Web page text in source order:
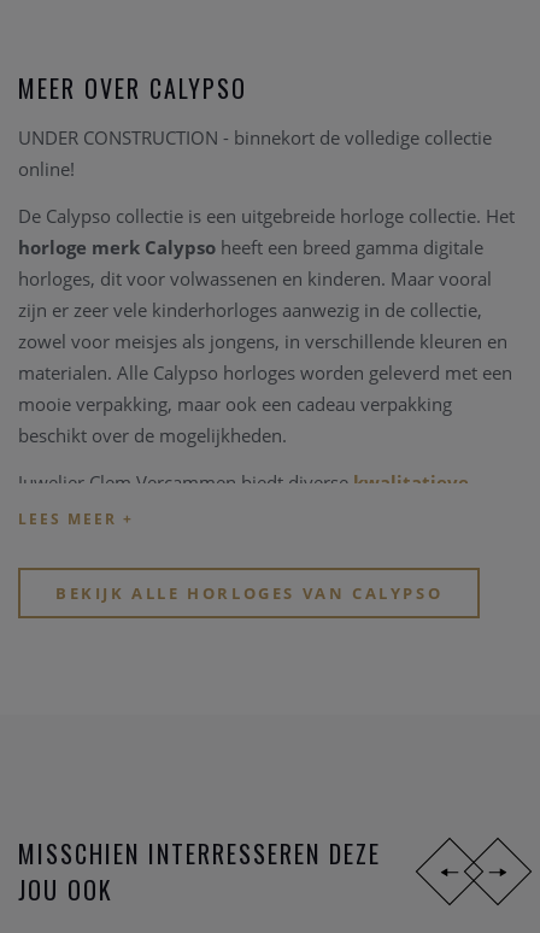
MEER OVER CALYPSO
UNDER CONSTRUCTION - binnekort de volledige collectie
online!
De Calypso collectie is een uitgebreide horloge collectie. Het
horloge merk Calypso heeft een breed gamma digitale
horloges, dit voor volwassenen en kinderen. Maar vooral
zijn er zeer vele kinderhorloges aanwezig in de collectie,
zowel voor meisjes als jongens, in verschillende kleuren en
materialen. Alle Calypso horloges worden geleverd met een
mooie verpakking, maar ook een cadeau verpakking
beschikt over de mogelijkheden.
Juwelier Clem Vercammen biedt diverse kwalitatieve
horloge merken
Heeft u verder vragen over de Calypso collectie, bent u
opzoek naar een speciaal Calypso horloge, neem snel
BEKIJK ALLE HORLOGES VAN CALYPSO
MISSCHIEN INTERRESSEREN DEZE
JOU OOK